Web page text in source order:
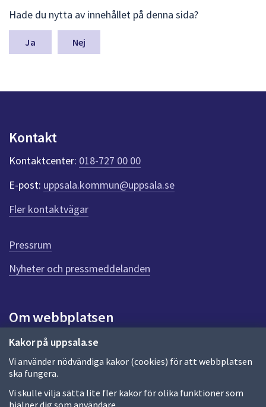
Kakor på uppsala.se
Vi använder nödvändiga kakor (cookies) för att webbplatsen
ska fungera.
Vi skulle vilja sätta lite fler kakor för olika funktioner som
hjälper dig som användare.
ä
m
a
n
k
t
e
r
f
ö
r
e
n
n
a
d
a
Hade du nytta av innehållet på denna sida?
Nej
Kontakt
Kontaktcenter: 018-727 00 00
E-post: uppsala.kommun@uppsala.se
Fler kontaktvägar
Pressrum
Nyheter och pressmeddelanden
Om webbplatsen
Om webbplatsen
Allmänna handlingar och diarium
Behandling av personuppgifter